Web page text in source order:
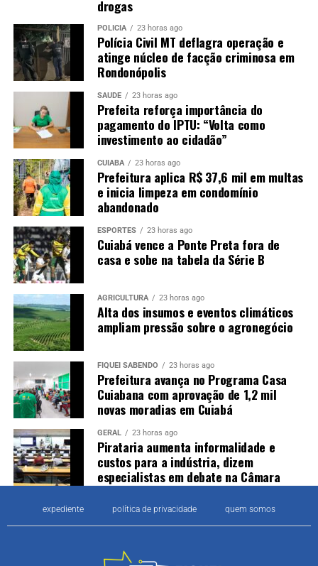
drogas
POLÍCIA 23 horas ago
Polícia Civil MT deflagra operação e
atinge núcleo de facção criminosa em
Rondonópolis
SAÚDE 23 horas ago
Prefeita reforça importância do
pagamento do IPTU: “Volta como
investimento ao cidadão”
CUIABÁ 23 horas ago
Prefeitura aplica R$ 37,6 mil em multas
e inicia limpeza em condomínio
abandonado
ESPORTES 23 horas ago
Cuiabá vence a Ponte Preta fora de
casa e sobe na tabela da Série B
AGRICULTURA 23 horas ago
Alta dos insumos e eventos climáticos
ampliam pressão sobre o agronegócio
FIQUEI SABENDO 23 horas ago
Prefeitura avança no Programa Casa
Cuiabana com aprovação de 1,2 mil
novas moradias em Cuiabá
GERAL 23 horas ago
Pirataria aumenta informalidade e
custos para a indústria, dizem
especialistas em debate na Câmara
expediente política de privacidade quem somos